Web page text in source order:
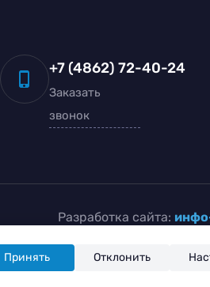
+7 (4862) 72-40-24
Заказать
звонок
Разработка сайта:
Принять Отклонить